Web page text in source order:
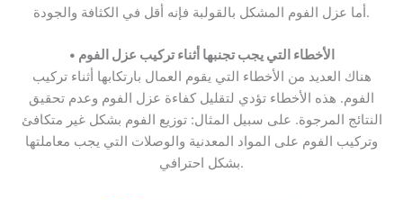
أما عزل الفوم المشكل بالقولبة فإنه أقل في الكثافة والجودة.
• الأخطاء التي يجب تجنبها أثناء تركيب عزل الفوم
هناك العديد من الأخطاء التي يقوم العمال بارتكابها أثناء تركيب
الفوم. هذه الأخطاء تؤدي لتقليل كفاءة عزل الفوم وعدم تحقيق
النتائج المرجوة. على سبيل المثال: توزيع الفوم بشكل غير متكافئ
وتركيب الفوم على المواد المعدنية والوصلات التي يجب معاملتها
بشكل احترافي.